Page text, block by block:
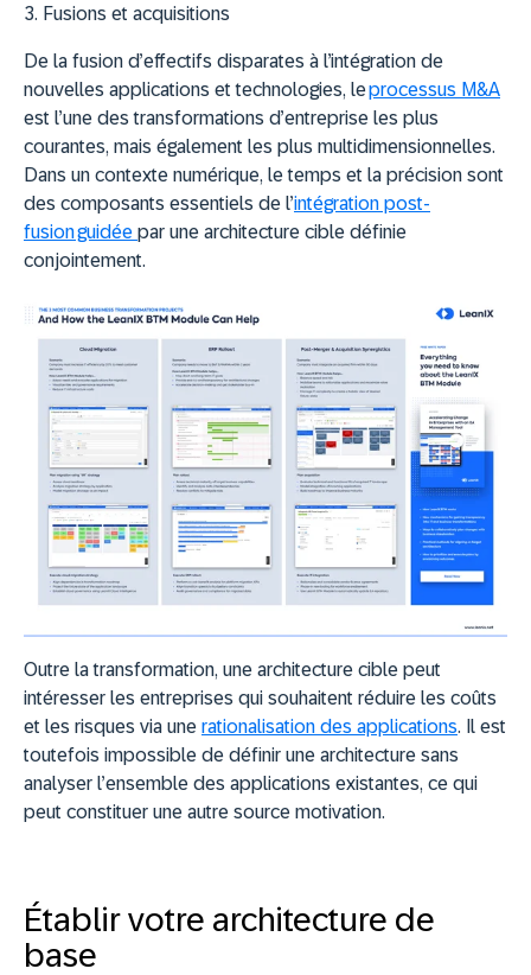
3. Fusions et acquisitions
De la fusion d’effectifs disparates à l’intégration de
nouvelles applications et technologies, leprocessus M&A
est l’une des transformations d’entreprise les plus
courantes, mais également les plus multidimensionnelles.
Dans un contexte numérique, le temps et la précision sont
des composants essentiels de l’intégration post-
fusion guidée par une architecture cible définie
conjointement.
Outre la transformation, une architecture cible peut
intéresser les entreprises qui souhaitent réduire les coûts
et les risques via une rationalisation des applications. Il est
toutefois impossible de définir une architecture sans
analyser l’ensemble des applications existantes, ce qui
peut constituer une autre source motivation.
Établir votre architecture de
base